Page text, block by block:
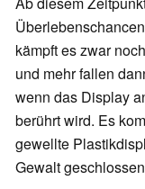
kämpft es zwar
und mehr fallen
wenn das Display
berührt wird. Es
gewellte
Gewalt